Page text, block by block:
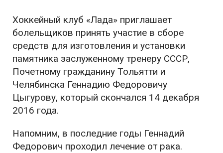
Хоккейный клуб «Лада» приглашает
болельщиков принять участие в сборе
средств для изготовления и установки
памятника заслуженному тренеру СССР,
Почетному гражданину Тольятти и
Челябинска Геннадию Федоровичу
Цыгурову, который скончался 14 декабря
2016 года.
Напомним, в последние годы Геннадий
Федорович проходил лечение от рака.